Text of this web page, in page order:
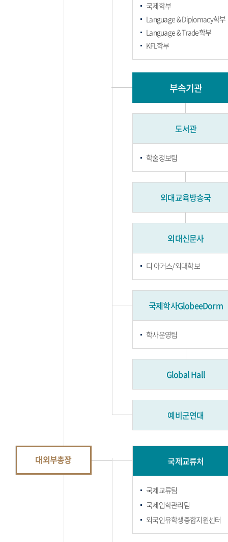
국제학부
Language & Diplomacy학부
Language & Trade학부
KFL학부
부속기관
도서관
학술정보팀
외대교육방송국
외대신문사
디 아거스/외대학보
국제학사GlobeeDorm
학사운영팀
Global Hall
예비군연대
대외부총장 국제교류처
국제교류팀
국제입학관리팀
외국인유학생종합지원센터